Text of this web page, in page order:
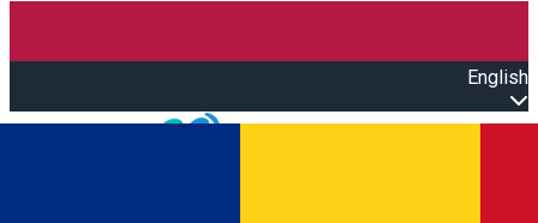
English